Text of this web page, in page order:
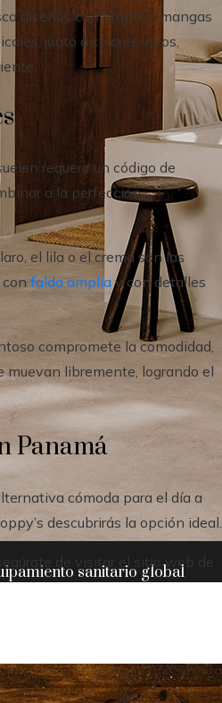
sanitario global
diseños con tirantes, mangas
junto a colores vivos,
requerir un código de
a la perfección
el lila o el crema son las
falda ampliay con detalles
compromete la comodidad,
muevan libremente, logrando el
Panamá
cómoda para el día a
descubrirás la opción ideal.
de visitar el sitio web de